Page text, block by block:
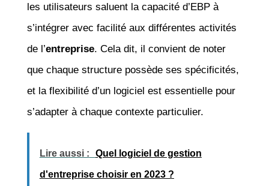
les utilisateurs saluent la capacité d’EBP à
s’intégrer avec facilité aux différentes activités
de l’entreprise. Cela dit, il convient de noter
que chaque structure possède ses spécificités,
et la flexibilité d’un logiciel est essentielle pour
s’adapter à chaque contexte particulier.
Lire aussi : Quel logiciel de gestion
d'entreprise choisir en 2023 ?